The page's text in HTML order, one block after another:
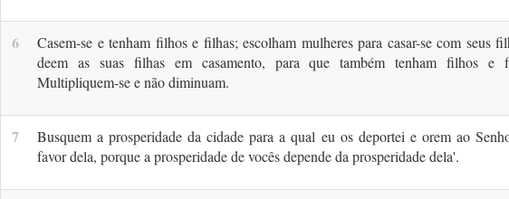
6
Casem-se e tenham filhos e filhas; escolham mulheres para casar-se com seus
deem as suas filhas em casamento, para que também tenham filhos e
Multipliquem-se e não diminuam.
7
Busquem a prosperidade da cidade para a qual eu os depor­tei e orem ao
favor dela, porque a prosperidade de vocês depende da prosperidade dela'.